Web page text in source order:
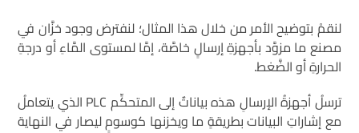
لنقمْ بتوضيح الأمر من خلال هذا المثال؛ لنفترض وجود خزَّان في
مصنع ما مزوَّد بأجهزةِ إرسالٍ خاصَّة، إمَّا لمستوى المَّاءِ أو درجةِ
الحرارةِ أو الضَّغط.
ترسلُ أجهزةُ الإرسالِ هذه بياناتٌ إلى المتحكِّم PLC الذي يتعاملُ
مع إشاراتِ البيانات بطريقةٍ ما ويخزنها كوسومٍ ليصار في النهاية